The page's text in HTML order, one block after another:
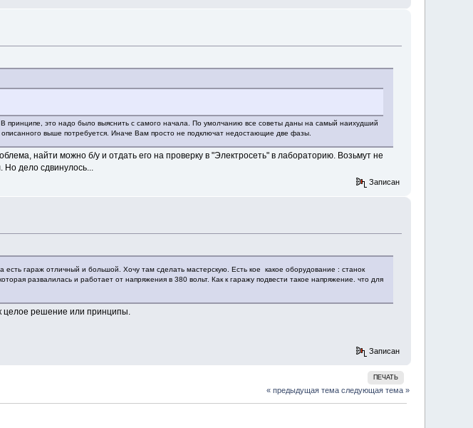
принципе, это надо было выяснить с самого начала. По умолчанию все советы даны на самый наихудший
описанного выше потребуется. Иначе Вам просто не подключат недостающие две фазы.
найти можно б/у и отдать его на проверку в "Электросеть" в лабораторию. Возьмут не
дело сдвинулось...
Записан
гараж отличный и большой. Хочу там сделать мастерскую. Есть кое какое оборудование : станок
развалилась и работает от напряжения в 380 вольт. Как к гаражу подвести такое напряжение. что для
целое решение или принципы.
Записан
ПЕЧАТЬ
« предыдущая тема следующая тема »